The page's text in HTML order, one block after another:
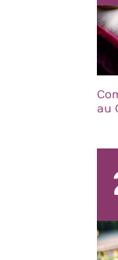
au